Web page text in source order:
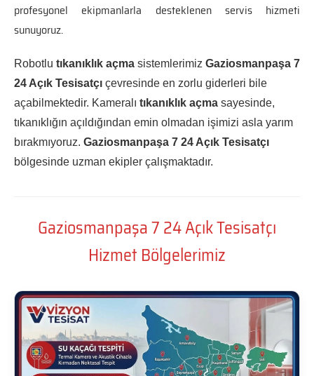
profesyonel ekipmanlarla desteklenen servis hizmeti
sunuyoruz.
Robotlu tıkanıklık açma sistemlerimiz Gaziosmanpaşa 7
24 Açık Tesisatçı çevresinde en zorlu giderleri bile
açabilmektedir. Kameralı tıkanıklık açma sayesinde,
tıkanıklığın açıldığından emin olmadan işimizi asla yarım
bırakmıyoruz. Gaziosmanpaşa 7 24 Açık Tesisatçı
bölgesinde uzman ekipler çalışmaktadır.
Gaziosmanpaşa 7 24 Açık Tesisatçı
Hizmet Bölgelerimiz